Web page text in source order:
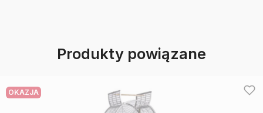
Produkty powiązane
OKAZJA